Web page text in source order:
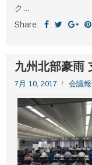
ク...
Share:
九州北部豪雨
7月 10, 2017 会議